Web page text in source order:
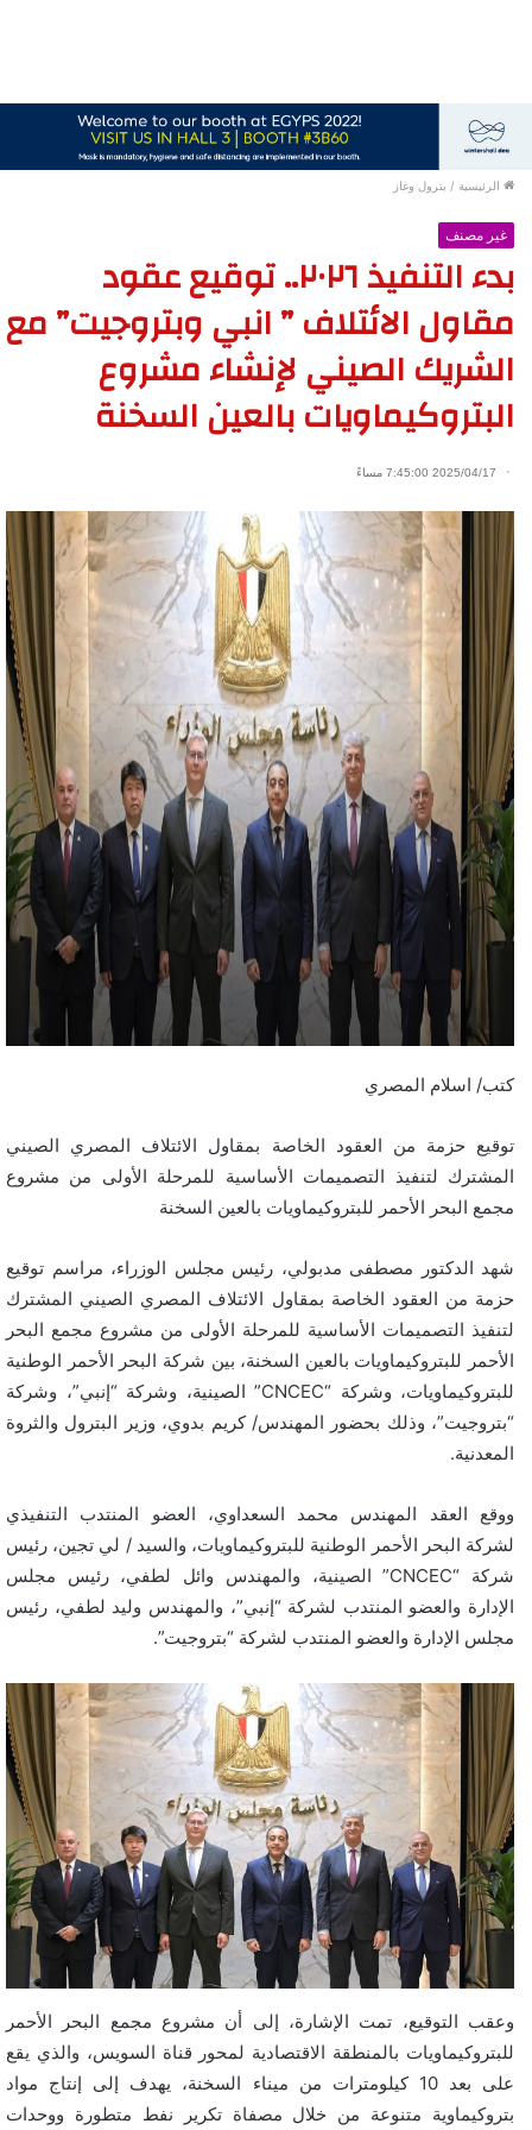
الرئيسية / بترول وغاز
غير مصنف
بدء التنفيذ ٢٠٢٦.. توقيع عقود
مقاول الائتلاف ” انبي وبتروجيت” مع
الشريك الصيني لإنشاء مشروع
البتروكيماويات بالعين السخنة
2025/04/17 7:45:00 مساءً
كتب/ اسلام المصري
توقيع حزمة من العقود الخاصة بمقاول الائتلاف المصري الصيني
المشترك لتنفيذ التصميمات الأساسية للمرحلة الأولى من مشروع
مجمع البحر الأحمر للبتروكيماويات بالعين السخنة
شهد الدكتور مصطفى مدبولي، رئيس مجلس الوزراء، مراسم توقيع
حزمة من العقود الخاصة بمقاول الائتلاف المصري الصيني المشترك
لتنفيذ التصميمات الأساسية للمرحلة الأولى من مشروع مجمع البحر
الأحمر للبتروكيماويات بالعين السخنة، بين شركة البحر الأحمر الوطنية
للبتروكيماويات، وشركة “CNCEC” الصينية، وشركة “إنبي”، وشركة
“بتروجيت”، وذلك بحضور المهندس/ كريم بدوي، وزير البترول والثروة
المعدنية.
ووقع العقد المهندس محمد السعداوي، العضو المنتدب التنفيذي
لشركة البحر الأحمر الوطنية للبتروكيماويات، والسيد / لي تجين، رئيس
شركة “CNCEC” الصينية، والمهندس وائل لطفي، رئيس مجلس
الإدارة والعضو المنتدب لشركة “إنبي”، والمهندس وليد لطفي، رئيس
مجلس الإدارة والعضو المنتدب لشركة “بتروجيت”.
وعقب التوقيع، تمت الإشارة، إلى أن مشروع مجمع البحر الأحمر
للبتروكيماويات بالمنطقة الاقتصادية لمحور قناة السويس، والذي يقع
على بعد 10 كيلومترات من ميناء السخنة، يهدف إلى إنتاج مواد
بتروكيماوية متنوعة من خلال مصفاة تكرير نفط متطورة ووحدات